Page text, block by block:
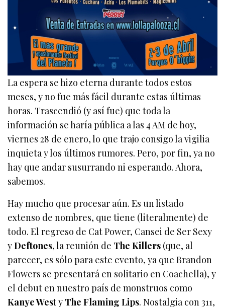
La espera se hizo eterna durante todos estos
meses, y no fue más fácil durante estas últimas
horas. Trascendió (y así fue) que toda la
información se haría pública a las 4 AM de hoy,
viernes 28 de enero, lo que trajo consigo la vigilia
inquieta y los últimos rumores. Pero, por fin, ya no
hay que andar susurrando ni esperando. Ahora,
sabemos.
Hay mucho que procesar aún. Es un listado
extenso de nombres, que tiene (literalmente) de
todo. El regreso de Cat Power, Cansei de Ser Sexy
yDeftones, la reunión de The Killers (que, al
parecer, es sólo para este evento, ya que Brandon
Flowers se presentará en solitario en Coachella), y
el debut en nuestro país de monstruos como
Kanye Westy The Flaming Lips. Nostalgia con 311,